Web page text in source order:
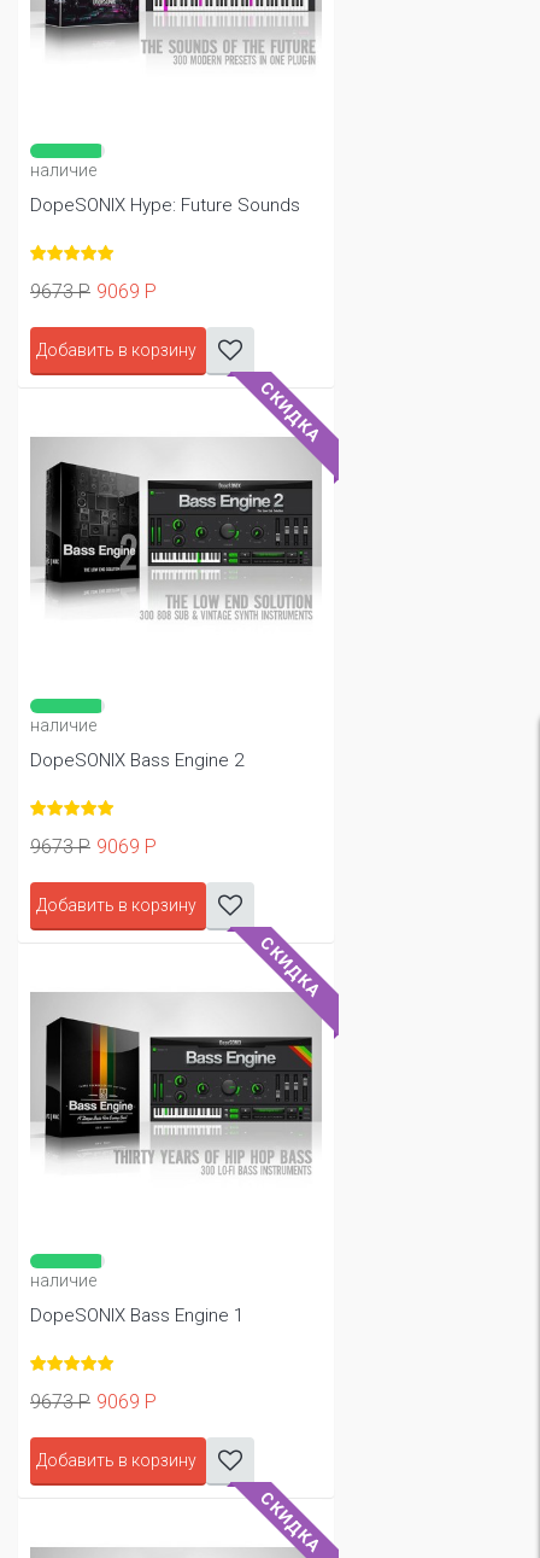
СКИДКА
СКИДКА
наличие
DopeSONIX Bass Engine 1
9673 Р 9069 Р
Добавить в корзину
СКИДКА
наличие
DopeSONIX Bass Engine 2
9673 Р 9069 Р
Добавить в корзину
наличие
DopeSONIX Hype: Future Sounds
9673 Р 9069 Р
Добавить в корзину